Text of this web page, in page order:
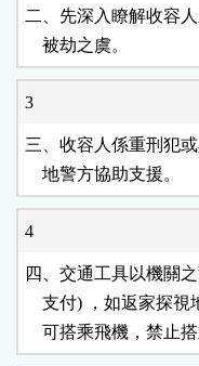
二、先深入瞭解收容
    被劫之虞。
3
三、收容人係重刑犯
    地警方協助支援。
4
四、交通工具以機關
支付) ，如返家探
可搭乘飛機，禁止